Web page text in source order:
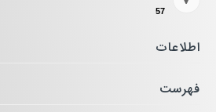
57
اطلاعات
فهرست